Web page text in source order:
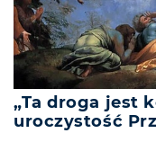
„Ta droga jest
uroczystość